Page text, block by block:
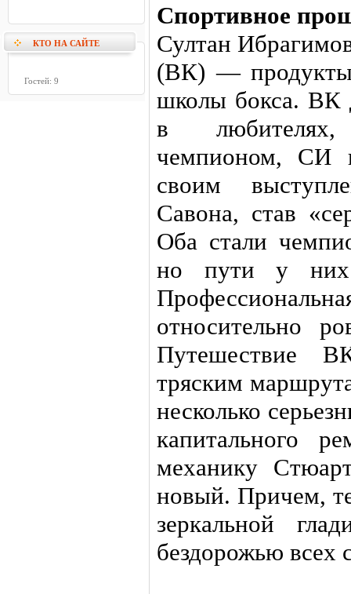
КТО НА САЙТЕ
Гостей: 9
Спортивное
Султан
(ВК) — продукты
школы бокса. ВК
в
чемпионом, СИ
своим
Савона, став
Оба стали
но пути у них
относительно
Путешествие
тряским
несколько
капитального
механику
новый. Причем,
зеркальной
бездорожью всех